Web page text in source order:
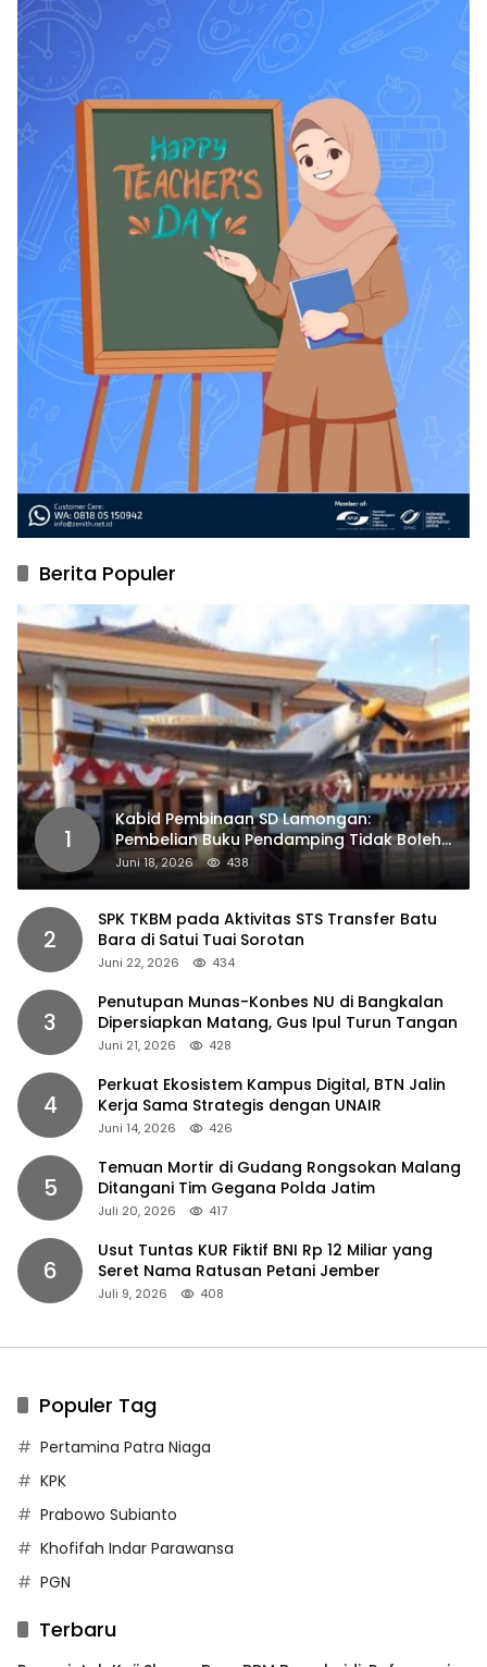
Berita Populer
1
Kabid Pembinaan SD Lamongan:
Pembelian Buku Pendamping Tidak Boleh
Dipaksakan
Juni 18, 2026 438
2
SPK TKBM pada Aktivitas STS Transfer Batu
Bara di Satui Tuai Sorotan
Juni 22, 2026 434
3
Penutupan Munas-Konbes NU di Bangkalan
Dipersiapkan Matang, Gus Ipul Turun Tangan
Juni 21, 2026 428
4
Perkuat Ekosistem Kampus Digital, BTN Jalin
Kerja Sama Strategis dengan UNAIR
Juni 14, 2026 426
5
Temuan Mortir di Gudang Rongsokan Malang
Ditangani Tim Gegana Polda Jatim
Juli 20, 2026 417
6
Usut Tuntas KUR Fiktif BNI Rp 12 Miliar yang
Seret Nama Ratusan Petani Jember
Juli 9, 2026 408
Populer Tag
Pertamina Patra Niaga
KPK
Prabowo Subianto
Khofifah Indar Parawansa
PGN
Terbaru